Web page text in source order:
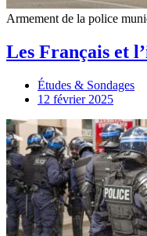
Armement de la police
Les Français et
Études & Sondages
12 février 2025